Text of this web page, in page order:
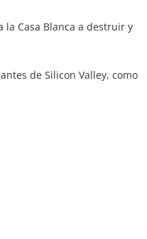
Casa Blanca a destruir y
de Silicon Valley, como